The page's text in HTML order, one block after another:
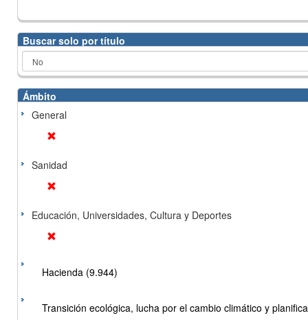
Buscar solo por título
Ámbito
General
Sanidad
Educación, Universidades, Cultura y Deportes
Hacienda (9.944)
Transición ecológica, lucha por el cambio climático y